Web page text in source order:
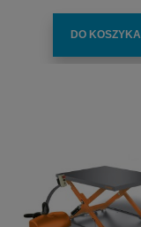
DO KOSZYKA